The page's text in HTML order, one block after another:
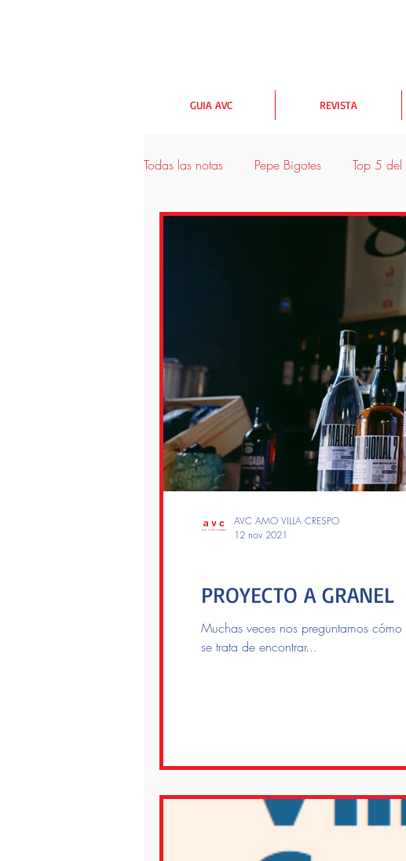
GUIA AVC REVISTA
Todas las notas Pepe Bigotes Top 5
donde
PROYECTO A GRANEL
Muchas veces nos preguntamos
se trata de encontrar...
AVC AMO VILLA CRESPO
12 nov 2021